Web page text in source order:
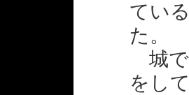
てい
た。
城で
をし